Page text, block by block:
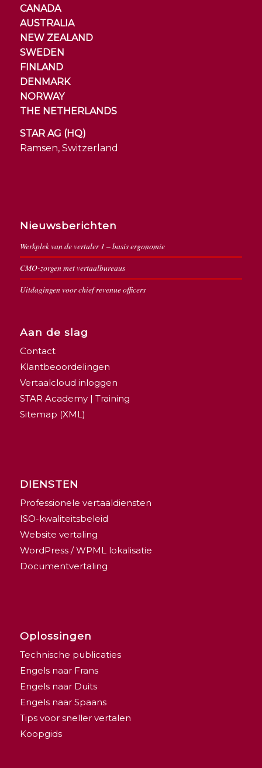
CANADA
AUSTRALIA
NEW ZEALAND
SWEDEN
FINLAND
DENMARK
NORWAY
THE NETHERLANDS
STAR AG (HQ)
Ramsen, Switzerland
Nieuwsberichten
Werkplek van de vertaler 1 – basis ergonomie
CMO-zorgen met vertaalbureaus
Uitdagingen voor chief revenue officers
Aan de slag
Contact
Klantbeoordelingen
Vertaalcloud inloggen
STAR Academy | Training
Sitemap (XML)
DIENSTEN
Professionele vertaaldiensten
ISO-kwaliteitsbeleid
Website vertaling
WordPress / WPML lokalisatie
Documentvertaling
Oplossingen
Technische publicaties
Engels naar Frans
Engels naar Duits
Engels naar Spaans
Tips voor sneller vertalen
Koopgids